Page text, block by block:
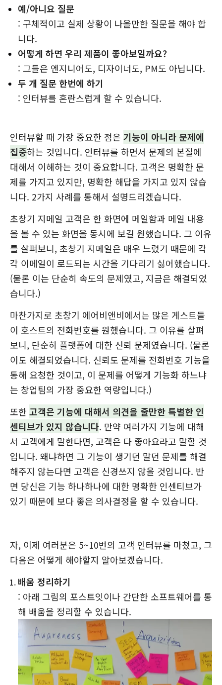
예/아니요 질문
: 구체적이고 실제 상황이 나올만한 질문을 해야 합
니다.
어떻게 하면 우리 제품이 좋아보일까요?
: 그들은 엔지니어도, 디자이너도, PM도 아닙니다.
두 개 질문 한번에 하기
: 인터뷰를 혼란스럽게 할 수 있습니다.
인터뷰할 때 가장 중요한 점은 기능이 아니라 문제에
집중하는 것입니다. 인터뷰를 하면서 문제의 본질에
대해서 이해하는 것이 중요합니다. 고객은 명확한 문
제를 가지고 있지만, 명확한 해답을 가지고 있지 않습
니다. 2가지 사례를 통해서 설명드리겠습니다.
초창기 지메일 고객은 한 화면에 메일함과 메일 내용
을 볼 수 있는 화면을 동시에 보길 원했습니다. 그 이유
를 살펴보니, 초창기 지메일은 매우 느렸기 때문에 각
각 이메일이 로드되는 시간을 기다리기 싫어했습니다.
(물론 이는 단순히 속도의 문제였고, 지금은 해결되었
습니다.)
마찬가지로 초창기 에어비앤비에서는 많은 게스트들
이 호스트의 전화번호를 원했습니다. 그 이유를 살펴
보니, 단순히 플랫폼에 대한 신뢰 문제였습니다. (물론
이도 해결되었습니다. 신뢰도 문제를 전화번호 기능을
통해 요청한 것이고, 이 문제를 어떻게 기능화 하느냐
는 창업팀의 가장 중요한 역량입니다.)
또한 고객은 기능에 대해서 의견을 줄만한 특별한 인
센티브가 있지 않습니다. 만약 여러가지 기능에 대해
서 고객에게 말한다면, 고객은 다 좋아요라고 말할 것
입니다. 왜냐하면 그 기능이 생기던 말던 문제를 해결
해주지 않는다면 고객은 신경쓰지 않을 것입니다. 반
면 당신은 기능 하나하나에 대한 명확한 인센티브가
있기 때문에 보다 좋은 의사결정을 할 수 있습니다.
자, 이제 여러분은 5~10번의 고객 인터뷰를 마쳤고, 그
다음은 어떻게 해야할지 알아보겠습니다.
배움 정리하기
: 아래 그림의 포스트잇이나 간단한 소프트웨어를 통
해 배움을 정리할 수 있습니다.